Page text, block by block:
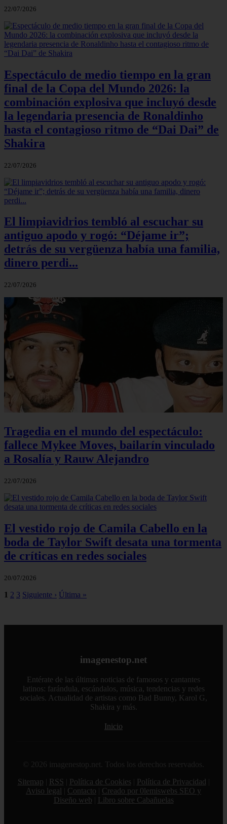
22/07/2026
Espectáculo de medio tiempo en la gran
final de la Copa del Mundo 2026: la
combinación explosiva que incluyó desde
la legendaria presencia de Ronaldinho
hasta el contagioso ritmo de “Dai Dai” de
Shakira
22/07/2026
El limpiavidrios tembló al escuchar su
antiguo apodo y rogó: “Déjame ir”;
detrás de su vergüenza había una familia,
dinero perdi...
22/07/2026
Tragedia en el mundo del espectáculo:
fallece Mykee Moves, bailarín vinculado
a Rosalía y Rauw Alejandro
22/07/2026
El vestido rojo de Camila Cabello en la
boda de Taylor Swift desata una tormenta
de críticas en redes sociales
20/07/2026
1 2 3 Siguiente › Última »
imagenestop.net
Entérate de las últimas noticias de famosos y cantantes
latinos: farándula, escándalos, música, tendencias y redes
sociales. Actualidad de artistas como Bad Bunny, Karol G,
Shakira y más.
Inicio
© 2026 imagenestop.net. Todos los derechos reservados.
Sitemap
RSS Política de Cookies Política de Privacidad
Aviso legal
Contacto
Creado por 0lemiswebs SEO y
Diseño web
Libro sobre Cabañuelas